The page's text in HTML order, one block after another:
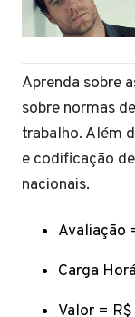
Aprenda sobre
sobre normas
trabalho. Além
e codificação
nacionais.
Avaliação
Carga
Valor =